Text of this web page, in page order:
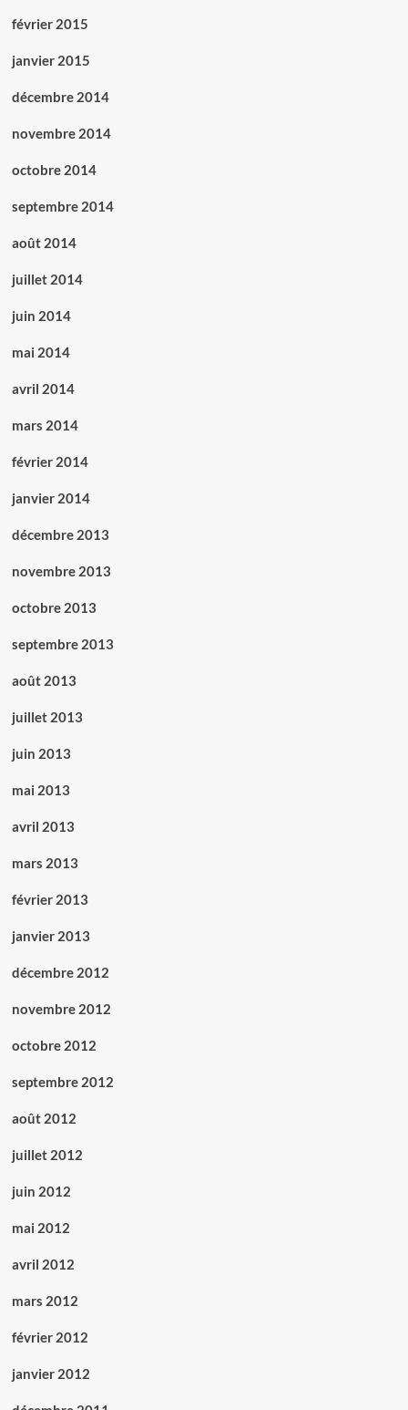
février 2015
janvier 2015
décembre 2014
novembre 2014
octobre 2014
septembre 2014
août 2014
juillet 2014
juin 2014
mai 2014
avril 2014
mars 2014
février 2014
janvier 2014
décembre 2013
novembre 2013
octobre 2013
septembre 2013
août 2013
juillet 2013
juin 2013
mai 2013
avril 2013
mars 2013
février 2013
janvier 2013
décembre 2012
novembre 2012
octobre 2012
septembre 2012
août 2012
juillet 2012
juin 2012
mai 2012
avril 2012
mars 2012
février 2012
janvier 2012